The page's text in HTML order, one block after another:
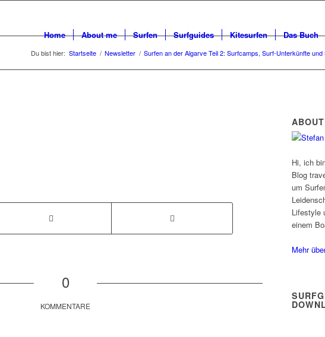
Home About me Surfen Surfguides Kitesurfen Das Buch
Du bist hier: Startseite / Newsletter / Surfen an der Algarve Teil 2: Surfcamps, Surf-Unterkünfte und
0
KOMMENTARE
Hi, ich
Blog
um
Lifestyle
einem
Mehr